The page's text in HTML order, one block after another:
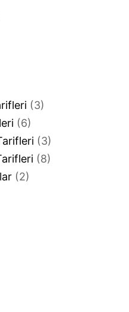
(3)
(6)
(3)
(8)
(2)